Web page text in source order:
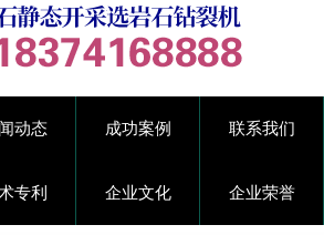
动态 成功案例 联系我们
专利 企业文化 企业荣誉